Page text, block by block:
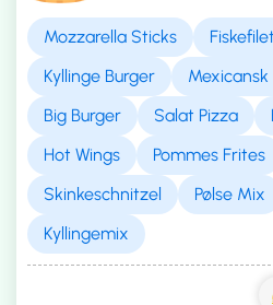
Mozzarella Sticks Fiskefilet
Kyllinge Burger
Mexicansk
Big Burger
Salat Pizza
Hot Wings
Pommes Frites
Skinkeschnitzel
Pølse Mix
Kyllingemix